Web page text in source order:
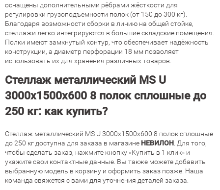
оснащены дополнительными рёбрами жёсткости для
регулировки грузоподъёмности полок (от 150 до 300 кг).
Благодаря возможности сборки в линию на общей стойке,
стеллажи легко интегрируются в большие складские помещения.
Полки имеют замкнутый контур, что обеспечивает надёжность
конструкции, а диаметр перфорации 18 мм позволяет
использовать их для хранения различных товаров.
Стеллаж металлический MS U
3000х1500х600 8 полок сплошные до
250 кг: как купить?
Стеллаж металлический MS U 3000х1500х600 8 полок сплошные
до 250 кг доступна для заказа в магазине НЕВИЛОН . Для того,
чтобы сделать заказ, нажмите кнопку «Купить в 1 клик» и
укажите свои контактные данные. Вы также можете добавить
выбранную модель в корзину и оформить заказ позже. Наша
команда свяжется с вами для уточнения деталей заказа.